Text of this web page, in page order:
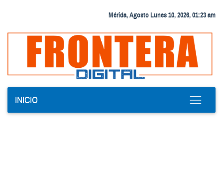
Mérida, Agosto Lunes 10, 2026, 01:23 am
INICIO